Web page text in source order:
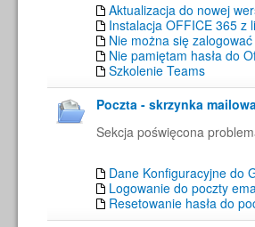
Aktualizacja do nowej
Instalacja OFFICE 365 z
Nie można się
Nie pamiętam hasła do
Szkolenie Teams
Poczta - skrzynka
Sekcja poświęcona
Dane Konfiguracyjne do
Logowanie do poczty
Resetowanie hasła do